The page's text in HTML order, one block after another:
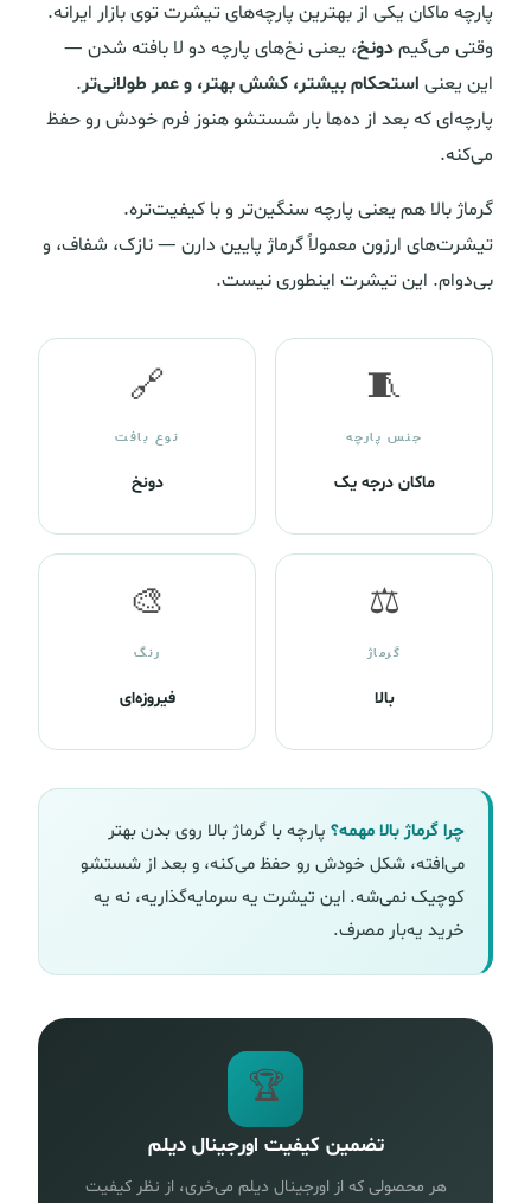
پارچه ماکان یکی از بهترین پارچه‌های تیشرت توی بازار ایرانه.
وقتی می‌گیمدونخ، یعنی نخ‌های پارچه دو لا بافته شدن —
این یعنی استحکام بیشتر، کشش بهتر، و عمر طولانی‌تر.
پارچه‌ای که بعد از ده‌ها بار شستشو هنوز فرم خودش رو حفظ
می‌کنه.
گرماژ بالا هم یعنی پارچه سنگین‌تر و با کیفیت‌تره.
تیشرت‌های ارزون معمولاً گرماژ پایین دارن — نازک، شفاف، و
بی‌دوام. این تیشرت اینطوری نیست.
🧵
جنس پارچه
ماکان درجه یک
🔗
نوع بافت
دونخ
⚖️
گرماژ
بالا
🎨
رنگ
فیروزه‌ای
چرا گرماژ بالا مهمه؟ پارچه با گرماژ بالا روی بدن بهتر
می‌افته، شکل خودش رو حفظ می‌کنه، و بعد از شستشو
کوچیک نمی‌شه. این تیشرت یه سرمایه‌گذاریه، نه یه
خرید یه‌بار مصرف.
🏆
تضمین کیفیت اورجینال دیلم
هر محصولی که از اورجینال دیلم می‌خری، از نظر کیفیت